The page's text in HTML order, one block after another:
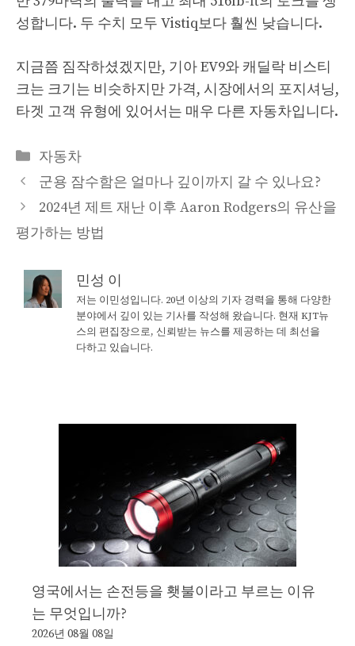
성합니다. 두 수치 모두 Vistiq보다 훨씬 낮습니다.
지금쯤 짐작하셨겠지만, 기아 EV9와 캐딜락 비스티
크는 크기는 비슷하지만 가격, 시장에서의 포지셔닝,
타겟 고객 유형에 있어서는 매우 다른 자동차입니다.
Categories
자동차
군용 잠수함은 얼마나 깊이까지 갈 수 있나요?
2024년 제트 재난 이후 Aaron Rodgers의 유산을
평가하는 방법
민성 이
저는 이민성입니다. 20년 이상의 기자 경력을 통해 다양한
분야에서 깊이 있는 기사를 작성해 왔습니다. 현재 KJT뉴
스의 편집장으로, 신뢰받는 뉴스를 제공하는 데 최선을
다하고 있습니다.
영국에서는 손전등을 횃불이라고 부르는 이유
는 무엇입니까?
2026년 08월 08일